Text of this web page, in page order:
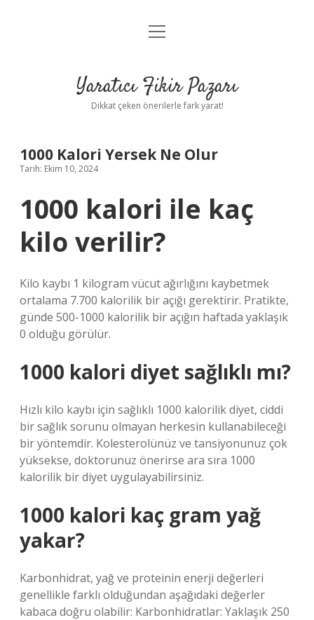
Anasayfa
Yasal Uyarı
menüyü
Yaratıcı Fikir Pazarı
Dikkat çeken önerilerle fark yarat!
1000 Kalori Yersek Ne Olur
Tarih: Ekim 10, 2024
1000 kalori ile kaç
kilo verilir?
Kilo kaybı 1 kilogram vücut ağırlığını kaybetmek
ortalama 7.700 kalorilik bir açığı gerektirir. Pratikte,
günde 500-1000 kalorilik bir açığın haftada yaklaşık
0 olduğu görülür.
1000 kalori diyet sağlıklı mı?
Hızlı kilo kaybı için sağlıklı 1000 kalorilik diyet, ciddi
bir sağlık sorunu olmayan herkesin kullanabileceği
bir yöntemdir. Kolesterolünüz ve tansiyonunuz çok
yüksekse, doktorunuz önerirse ara sıra 1000
kalorilik bir diyet uygulayabilirsiniz.
1000 kalori kaç gram yağ
yakar?
Karbonhidrat, yağ ve proteinin enerji değerleri
genellikle farklı olduğundan aşağıdaki değerler
kabaca doğru olabilir: Karbonhidratlar: Yaklaşık 250